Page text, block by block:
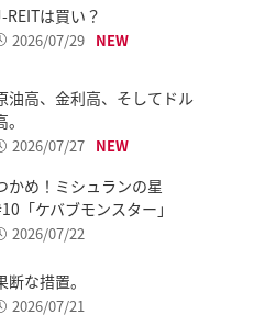
REITは買い？
2026/07/29
油高、金利高、そしてドル
。
2026/07/27
かめ！ミシュランの星
「ケバブモンスター」
2026/07/22
断な措置。
2026/07/21